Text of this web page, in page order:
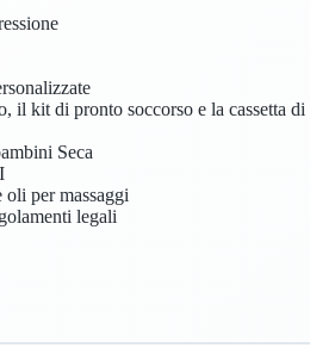
il kit di pronto soccorso e la cassetta
Seca
per massaggi
legali